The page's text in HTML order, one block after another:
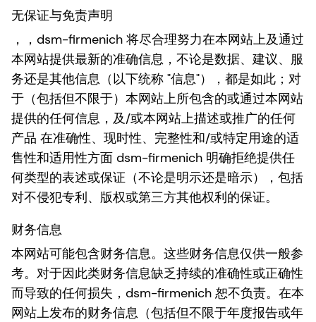
无保证与免责声明
，，dsm-firmenich 将尽合理努力在本网站上及通过
本网站提供最新的准确信息，不论是数据、建议、服
务还是其他信息（以下统称 "信息"），都是如此；对
于（包括但不限于）本网站上所包含的或通过本网站
提供的任何信息，及/或本网站上描述或推广的任何
产品 在准确性、现时性、完整性和/或特定用途的适
售性和适用性方面 dsm-firmenich 明确拒绝提供任
何类型的表述或保证（不论是明示还是暗示），包括
对不侵犯专利、版权或第三方其他权利的保证。
财务信息
本网站可能包含财务信息。这些财务信息仅供一般参
考。对于因此类财务信息缺乏持续的准确性或正确性
而导致的任何损失，dsm-firmenich 恕不负责。在本
网站上发布的财务信息（包括但不限于年度报告或年